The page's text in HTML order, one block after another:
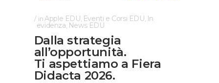
in Apple EDU Eventi e Corsi EDU In
evidenza News EDU
Dalla strategia
all’opportunità.
Ti aspettiamo a Fiera
Didacta 2026.